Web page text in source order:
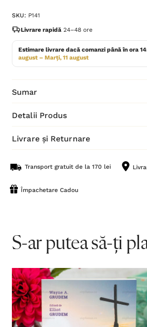
SKU: P141
Livrare rapidă 24–48 ore
Estimare livrare dacă comanzi până în ora
august – Marți, 11 august
Sumar
Detalii Produs
Livrare și Returnare
Transport gratuit de la 170 lei
Împachetare Cadou
S-ar putea să-ți